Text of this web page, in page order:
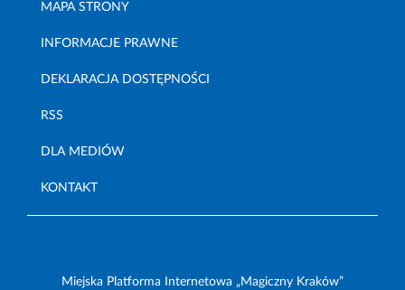
MAPA STRONY
INFORMACJE PRAWNE
DEKLARACJA DOSTĘPNOŚCI
RSS
DLA MEDIÓW
KONTAKT
Miejska Platforma Internetowa „Magiczny Kraków”